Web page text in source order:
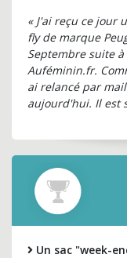
« J'ai reçu ce jour
fly de marque
Septembre suite
Auféminin.fr.
ai relancé par
aujourd'hui. Il est
Un sac "week-